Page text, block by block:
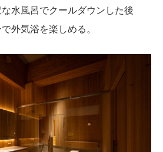
水風呂でクールダウンした後
外気浴を楽しめる。